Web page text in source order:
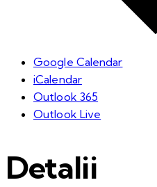
Google Calendar
iCalendar
Outlook 365
Outlook Live
Detalii